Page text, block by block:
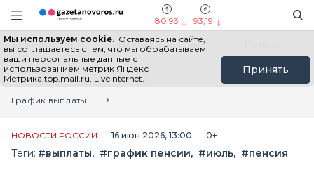
Информационный портал "ГазетаНоворос.ру"
Навигация сайта
80,93 93,19
Мы используем cookie. Оставаясь на сайте,
вы соглашаетесь с тем, что мы обрабатываем
ваши персональные данные с
использованием метрик Яндекс
Метрика,top.mail.ru, LiveInternet.
Принять
Все новости Новости России
Главная
Лента новостей
График выплаты пенсий в июле 2026 года — кто получит деньги досрочно
НОВОСТИ РОССИИ 16 июн 2026, 13:00 0+
Теги: #выплаты #график пенсии #июль #пенсия